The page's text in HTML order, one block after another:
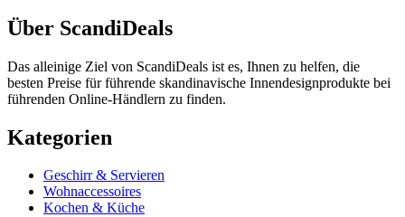
Über ScandiDeals
Das alleinige Ziel von ScandiDeals ist es, Ihnen zu helfen, die
besten Preise für führende skandinavische Innendesignprodukte bei
führenden Online-Händlern zu finden.
Kategorien
Geschirr & Servieren
Wohnaccessoires
Kochen & Küche